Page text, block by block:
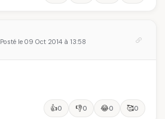
Posté le 09 Oct 2014 à 13:58
👍0 👎0 😂0 🥰0